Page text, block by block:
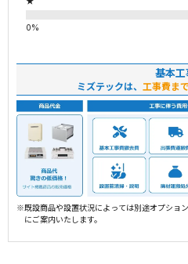
基本
ミズテックは、 工事費ま
※既設商品や設置状況によっては別途オプショ
にご案内いたします。